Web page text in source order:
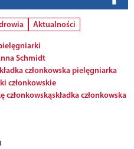
Aktualności
Schmidt
członkowska pielęgniarka
członkowskie
członkowskąskładka członkowska